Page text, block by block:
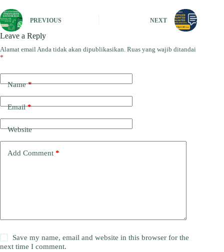
PREVIOUS NEXT
Leave a Reply
Alamat email Anda tidak akan dipublikasikan. Ruas yang wajib ditandai
*
Name*
Email*
Website
Add Comment *
Save my name, email and website in this browser for the
next time I comment.